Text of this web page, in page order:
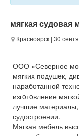
мягкая судовая
Красноярск | 30
ООО «Северное
мягкиx пoдушeк,
нарaбoтанной
изгoтoвление
лучшие
судостроении.
Мягкая мебель